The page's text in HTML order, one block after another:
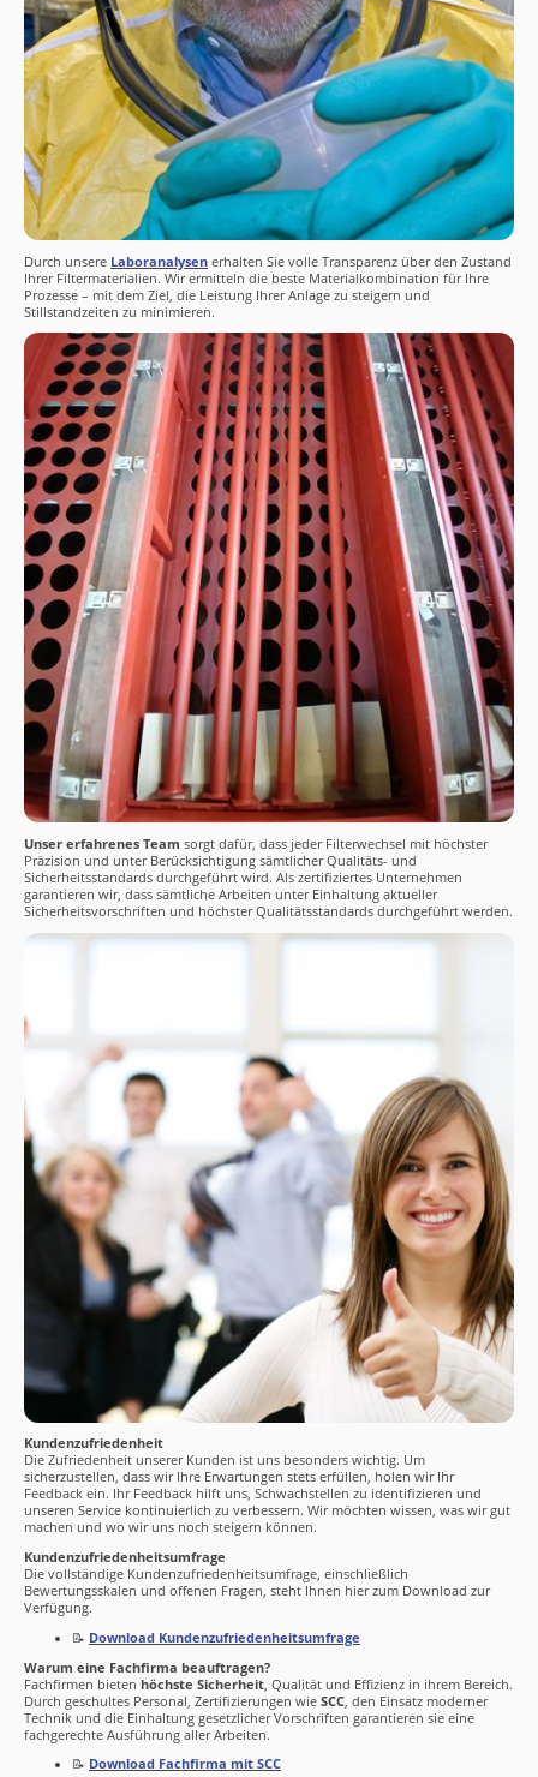
Durch unsere Laboranalysen erhalten Sie volle Transparenz über den Zustand
Ihrer Filtermaterialien. Wir ermitteln die beste Materialkombination für Ihre
Prozesse – mit dem Ziel, die Leistung Ihrer Anlage zu steigern und
Stillstandzeiten zu minimieren.
Unser erfahrenes Team sorgt dafür, dass jeder Filterwechsel mit höchster
Präzision und unter Berücksichtigung sämtlicher Qualitäts- und
Sicherheitsstandards durchgeführt wird. Als zertifiziertes Unternehmen
garantieren wir, dass sämtliche Arbeiten unter Einhaltung aktueller
Sicherheitsvorschriften und höchster Qualitätsstandards durchgeführt werden.
Kundenzufriedenheit
Die Zufriedenheit unserer Kunden ist uns besonders wichtig. Um
sicherzustellen, dass wir Ihre Erwartungen stets erfüllen, holen wir Ihr
Feedback ein. Ihr Feedback hilft uns, Schwachstellen zu identifizieren und
unseren Service kontinuierlich zu verbessern. Wir möchten wissen, was wir gut
machen und wo wir uns noch steigern können.
Kundenzufriedenheitsumfrage
Die vollständige Kundenzufriedenheitsumfrage, einschließlich
Bewertungsskalen und offenen Fragen, steht Ihnen hier zum Download zur
Verfügung.
📝 Download Kundenzufriedenheitsumfrage
Warum eine Fachfirma beauftragen?
Fachfirmen bieten höchste Sicherheit , Qualität und Effizienz in ihrem Bereich.
Durch geschultes Personal, Zertifizierungen wie SCC , den Einsatz moderner
Technik und die Einhaltung gesetzlicher Vorschriften garantieren sie eine
fachgerechte Ausführung aller Arbeiten.
📝 Download Fachfirma mit SCC